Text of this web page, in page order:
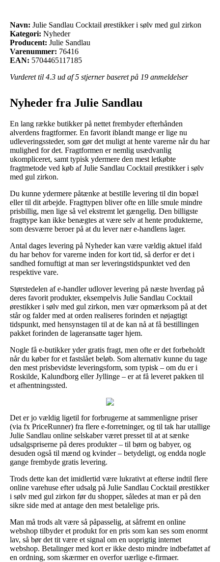
Navn: Julie Sandlau Cocktail ørestikker i sølv med gul zirkon
Kategori: Nyheder
Producent: Julie Sandlau
Varenummer: 76416
EAN: 5704465117185
Vurderet til 4.3 ud af 5 stjerner baseret på 19 anmeldelser
Nyheder fra Julie Sandlau
En lang række butikker på nettet frembyder efterhånden
alverdens fragtformer. En favorit iblandt mange er lige nu
udleveringssteder, som gør det muligt at hente varerne når du har
mulighed for det. Fragtformen er nemlig usædvanlig
ukompliceret, samt typisk ydermere den mest letkøbte
fragtmetode ved køb af Julie Sandlau Cocktail ørestikker i sølv
med gul zirkon.
Du kunne ydermere påtænke at bestille levering til din bopæl
eller til dit arbejde. Fragttypen bliver ofte en lille smule mindre
prisbillig, men lige så vel ekstremt let gængelig. Den billigste
fragttype kan ikke benægtes at være selv at hente produkterne,
som desværre beroer på at du lever nær e-handlens lager.
Antal dages levering på Nyheder kan være vældig aktuel ifald
du har behov for varerne inden for kort tid, så derfor er det i
sandhed fornuftigt at man ser leveringstidspunktet ved den
respektive vare.
Størstedelen af e-handler udlover levering på næste hverdag på
deres favorit produkter, eksempelvis Julie Sandlau Cocktail
ørestikker i sølv med gul zirkon, men vær opmærksom på at det
står og falder med at orden realiseres forinden et nøjagtigt
tidspunkt, med hensynstagen til at de kan nå at få bestillingen
pakket forinden de lageransatte tager hjem.
Nogle få e-butikker yder gratis fragt, men ofte er det forbeholdt
når du køber for et fastslået beløb. Som alternativ kunne du tage
den mest prisbevidste leveringsform, som typisk – om du er i
Roskilde, Kalundborg eller Jyllinge – er at få leveret pakken til
et afhentningssted.
Det er jo vældig ligetil for forbrugerne at sammenligne priser
(via fx PriceRunner) fra flere e-forretninger, og til tak har utallige
Julie Sandlau online selskaber været presset til at at sænke
udsalgspriserne på deres produkter – til børn og babyer, og
desuden også til mænd og kvinder – betydeligt, og endda nogle
gange frembyde gratis levering.
Trods dette kan det imidlertid være lukrativt at efterse indtil flere
online varehuse efter udsalg på Julie Sandlau Cocktail ørestikker
i sølv med gul zirkon før du shopper, således at man er på den
sikre side med at antage den mest betalelige pris.
Man må trods alt være så påpasselig, at såfremt en online
webshop tilbyder et produkt for en pris som kan ses som enormt
lav, så bør det tit være et signal om en uoprigtig internet
webshop. Betalinger med kort er ikke desto mindre indbefattet af
en ordning, som skærmer en overfor uærlige e-firmaer.